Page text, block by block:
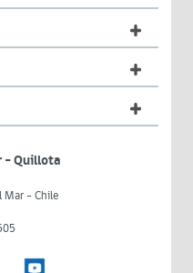
– Quillota
Mar - Chile